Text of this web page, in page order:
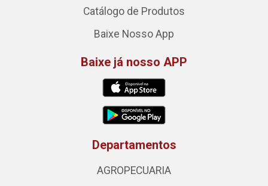
Catálogo de Produtos
Baixe Nosso App
Baixe já nosso APP
Departamentos
AGROPECUARIA